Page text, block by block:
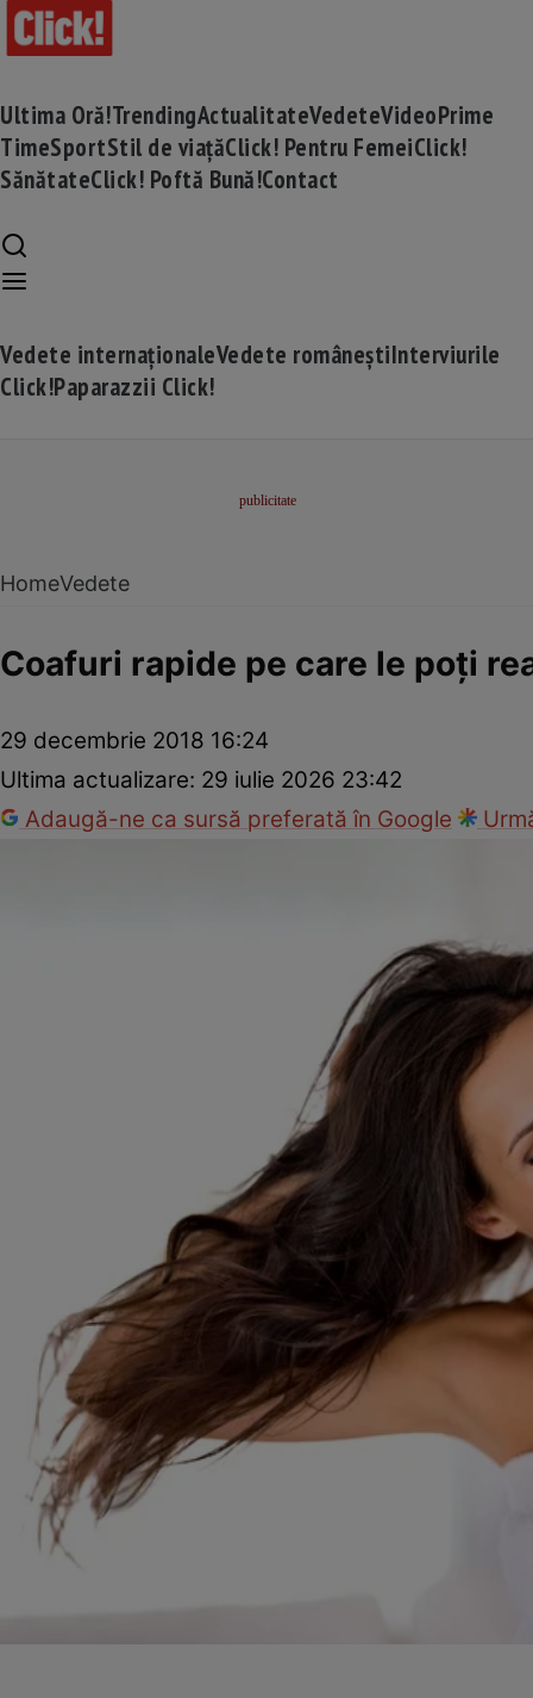
Ultima Oră!TrendingActualitateVedeteVideoPrime
TimeSportStil de viațăClick! Pentru FemeiClick!
SănătateClick! Poftă Bună!Contact
Vedete internaționaleVedete româneștiInterviurile
Click!Paparazzii Click!
HomeVedete
Coafuri rapide pe care le poţi
29 decembrie 2018 16:24
Ultima actualizare: 29 iulie 2026 23:42
Adaugă-ne ca sursă preferată în Google